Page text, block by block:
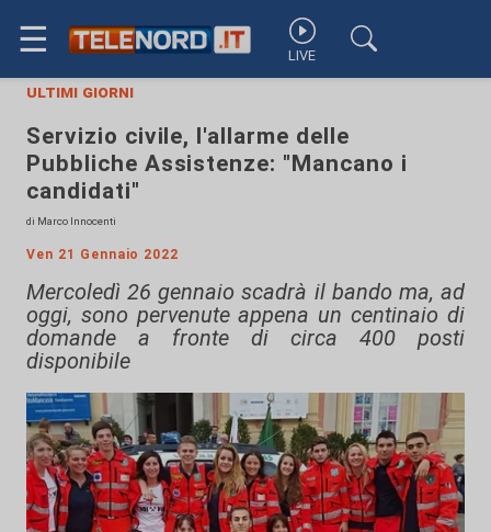
☰ LIVE
ultimi giorni
Servizio civile, l'allarme delle
Pubbliche Assistenze: "Mancano i
candidati"
di Marco Innocenti
Ven 21 Gennaio 2022
Mercoledì 26 gennaio scadrà il bando ma, ad
oggi, sono pervenute appena un centinaio di
domande a fronte di circa 400 posti
disponibile